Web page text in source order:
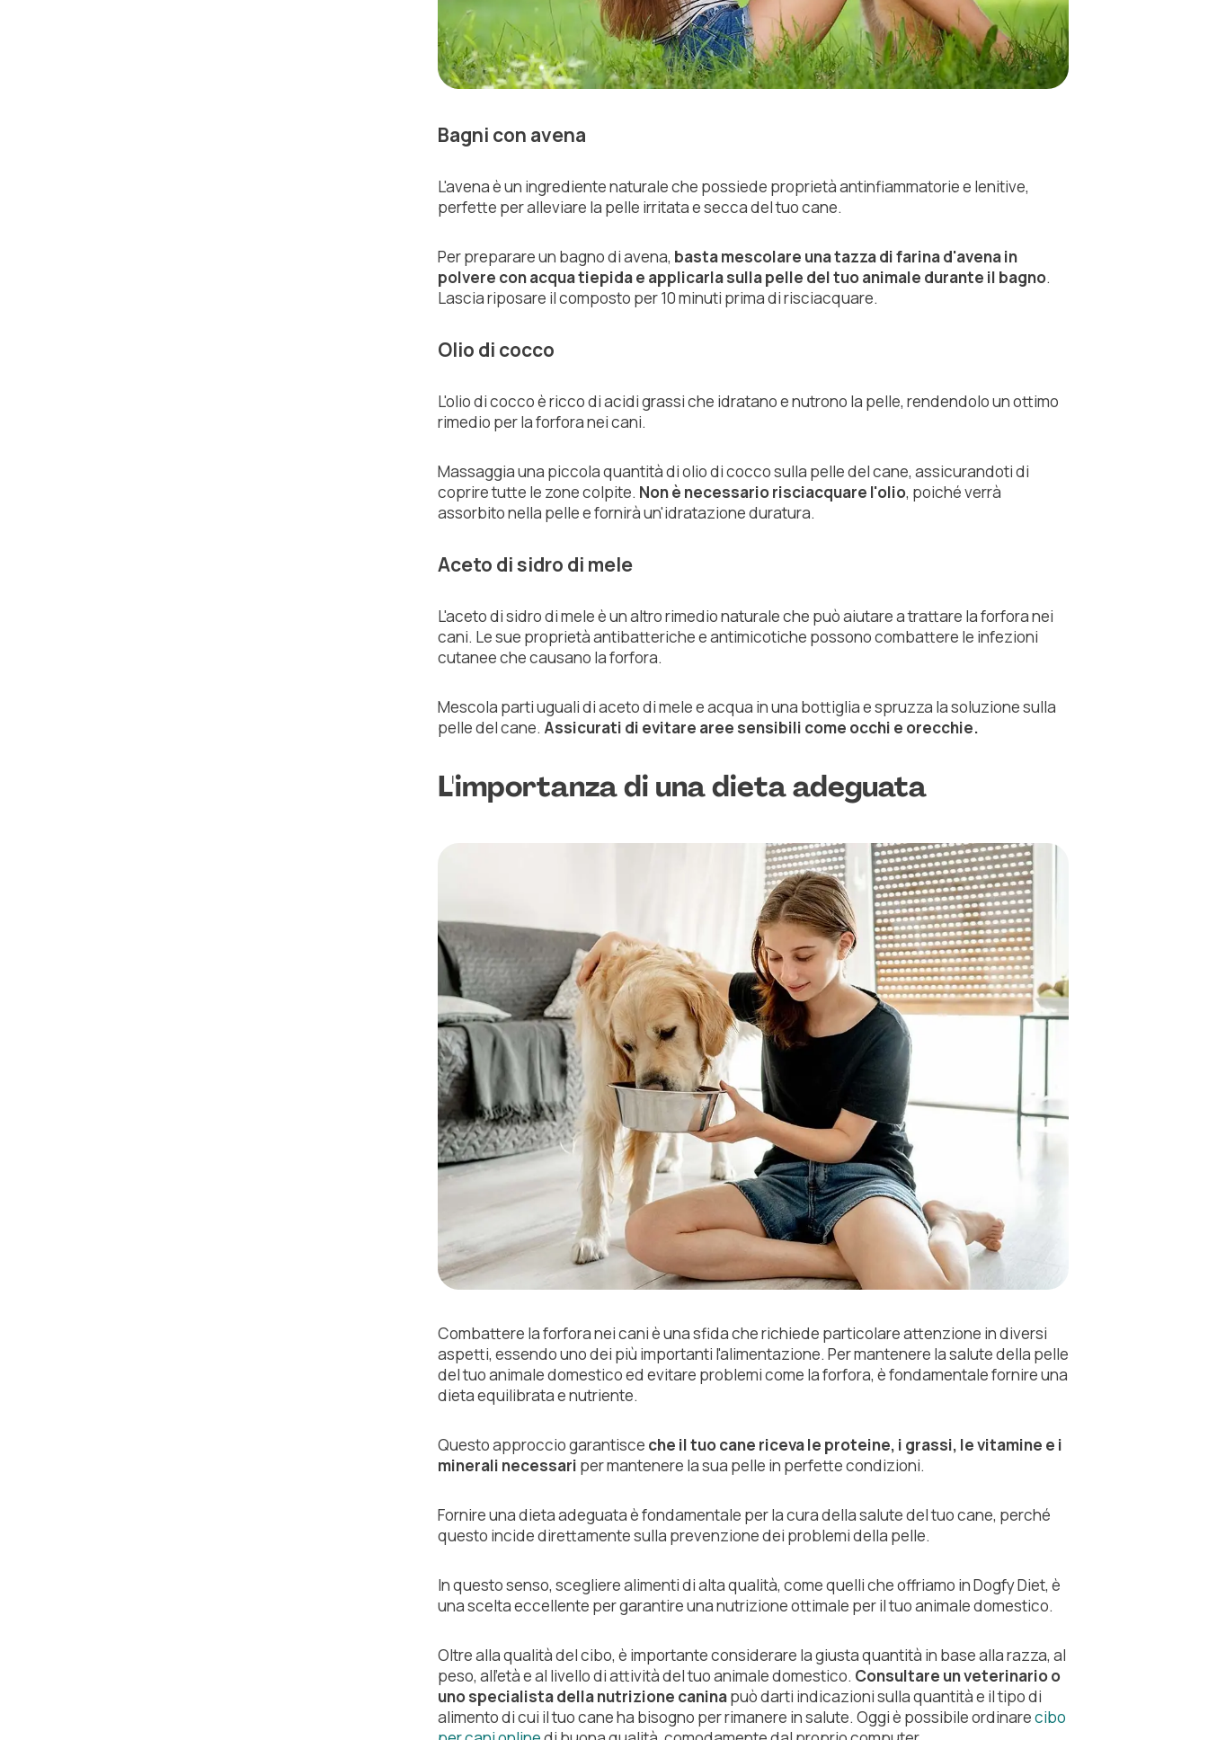
Bagni con avena
L'avena è un ingrediente naturale che possiede proprietà antinfiammatorie e lenitive,
perfette per alleviare la pelle irritata e secca del tuo cane.
Per preparare un bagno di avena, basta mescolare una tazza di farina d'avena in
polvere con acqua tiepida e applicarla sulla pelle del tuo animale durante il bagno.
Lascia riposare il composto per 10 minuti prima di risciacquare.
Olio di cocco
L'olio di cocco è ricco di acidi grassi che idratano e nutrono la pelle, rendendolo un ottimo
rimedio per la forfora nei cani.
Massaggia una piccola quantità di olio di cocco sulla pelle del cane, assicurandoti di
coprire tutte le zone colpite. Non è necessario risciacquare l'olio, poiché verrà
assorbito nella pelle e fornirà un'idratazione duratura.
Aceto di sidro di mele
L'aceto di sidro di mele è un altro rimedio naturale che può aiutare a trattare la forfora nei
cani. Le sue proprietà antibatteriche e antimicotiche possono combattere le infezioni
cutanee che causano la forfora.
Mescola parti uguali di aceto di mele e acqua in una bottiglia e spruzza la soluzione sulla
pelle del cane. Assicurati di evitare aree sensibili come occhi e orecchie.
L'importanza di una dieta adeguata
Combattere la forfora nei cani è una sfida che richiede particolare attenzione in diversi
aspetti, essendo uno dei più importanti l'alimentazione. Per mantenere la salute della pelle
del tuo animale domestico ed evitare problemi come la forfora, è fondamentale fornire una
dieta equilibrata e nutriente.
Questo approccio garantisce che il tuo cane riceva le proteine, i grassi, le vitamine e i
minerali necessari per mantenere la sua pelle in perfette condizioni.
Fornire una dieta adeguata è fondamentale per la cura della salute del tuo cane, perché
questo incide direttamente sulla prevenzione dei problemi della pelle.
In questo senso, scegliere alimenti di alta qualità, come quelli che offriamo in Dogfy Diet, è
una scelta eccellente per garantire una nutrizione ottimale per il tuo animale domestico.
Oltre alla qualità del cibo, è importante considerare la giusta quantità in base alla razza, al
peso, all'età e al livello di attività del tuo animale domestico. Consultare un veterinario o
uno specialista della nutrizione caninapuò darti indicazioni sulla quantità e il tipo di
alimento di cui il tuo cane ha bisogno per rimanere in salute. Oggi è possibile ordinarecibo